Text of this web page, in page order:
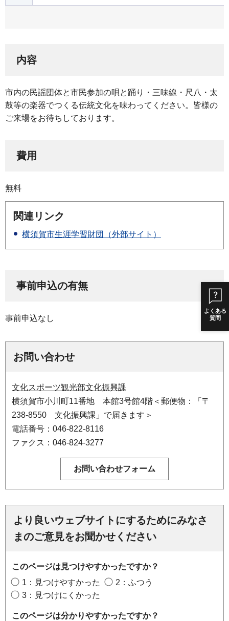
よくある
質問
内容
市内の民謡団体と市民参加の唄と踊り・三味線・尺八・太
鼓等の楽器でつくる伝統文化を味わってください。皆様の
ご来場をお待ちしております。
費用
無料
関連リンク
横須賀市生涯学習財団（外部サイト）
事前申込の有無
事前申込なし
お問い合わせ
文化スポーツ観光部文化振興課
横須賀市小川町11番地 本館3号館4階＜郵便物：「〒
238-8550 文化振興課」で届きます＞
電話番号：046-822-8116
ファクス：046-824-3277
より良いウェブサイトにするためにみなさ
まのご意見をお聞かせください
このページは見つけやすかったですか？
1：見つけやすかった
2：ふつう
3：見つけにくかった
このページは分かりやすかったですか？